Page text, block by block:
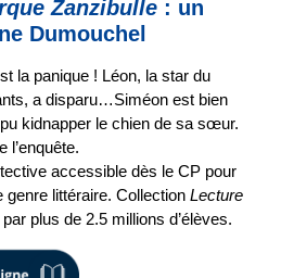
Zanzibulle : un
Dumouchel
la panique ! Léon, la star du
a disparu…Siméon est bien
kidnapper le chien de sa sœur.
l’enquête.
accessible dès le CP pour
littéraire. Collection Lecture
plus de 2.5 millions d’élèves.